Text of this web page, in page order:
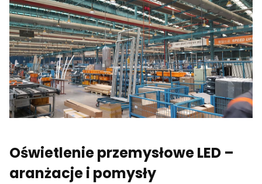
Oświetlenie przemysłowe LED –
aranżacje i pomysły